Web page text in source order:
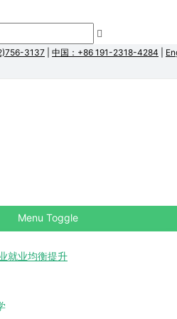
3137 中国：+86 191-2318-4284
Menu Toggle
就业均衡提升